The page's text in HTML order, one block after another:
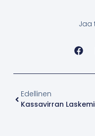
Jaa
Edellinen
Kassavirran